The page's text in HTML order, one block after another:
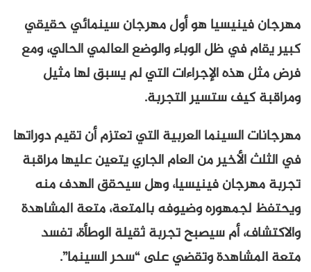
مهرجان فينيسيا هو أول مهرجان سينمائي حقيقي
كبير يقام في ظل الوباء والوضع العالمي الحالي، ومع
فرض مثل هذه الإجراءات التي لم يسبق لها مثيل
ومراقبة كيف ستسير التجربة.
مهرجانات السينما العربية التي تعتزم أن تقيم دوراتها
في الثلث الأخير من العام الجاري يتعين عليها مراقبة
تجربة مهرجان فينيسيا، وهل سيحقق الهدف منه
ويحتفظ لجمهوره وضيوفه بالمتعة، متعة المشاهدة
والاكتشاف، أم سيصبح تجربة ثقيلة الوطأة، تفسد
متعة المشاهدة وتقضي على “سحر السينما”.